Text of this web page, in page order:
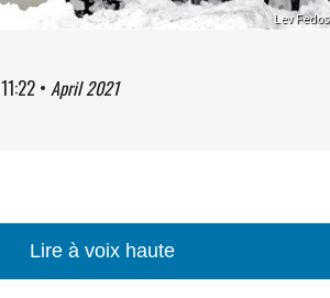
Lev
11:22 • April 2021
Lire à voix haute